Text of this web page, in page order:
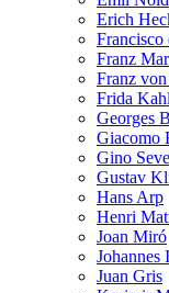
Erich
Francisco
Franz
Franz
Frida
Georges
Giacomo
Gino
Gustav
Hans Arp
Henri
Joan Miró
Johannes
Juan Gris